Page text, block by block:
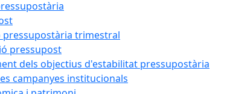
pressupostària trimestral
pressupost
dels objectius d'estabilitat pressupostària
campanyes institucionals